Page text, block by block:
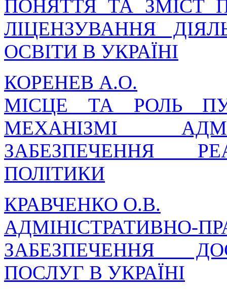
ПОНЯТТЯ ТА ЗМІСТ
ЛІЦЕНЗУВАННЯ
ОСВІТИ В УКРАЇНІ
КОРЕНЕВ А.О.
МІСЦЕ ТА РОЛЬ
МЕХАНІЗМІ
ЗАБЕЗПЕЧЕННЯ
ПОЛІТИКИ
КРАВЧЕНКО О.В.
ЗАБЕЗПЕЧЕННЯ
ПОСЛУГ В УКРАЇНІ